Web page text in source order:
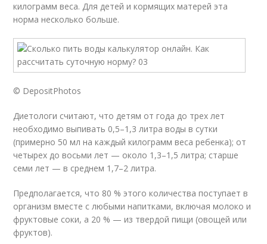
килограмм веса. Для детей и кормящих матерей эта
норма несколько больше.
© DepositPhotos
Диетологи считают, что детям от года до трех лет
необходимо выпивать 0,5–1,3 литра воды в сутки
(примерно 50 мл на каждый килограмм веса ребенка); от
четырех до восьми лет — около 1,3–1,5 литра; старше
семи лет — в среднем 1,7–2 литра.
Предполагается, что 80 % этого количества поступает в
организм вместе с любыми напитками, включая молоко и
фруктовые соки, а 20 % — из твердой пищи (овощей или
фруктов).